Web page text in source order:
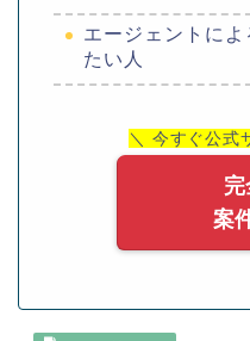
エージェントに
たい人
＼ 今すぐ公式
案